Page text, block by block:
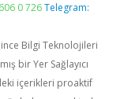
0 726 Telegram:
Bilgi Teknolojileri
bir Yer Sağlayıcı
içerikleri proaktif